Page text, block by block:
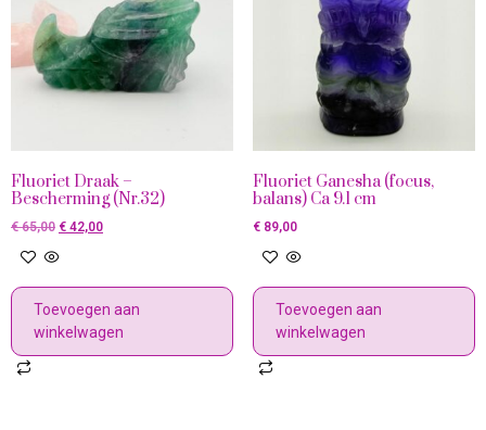
Fluoriet Draak –
Bescherming (Nr.32)
€65,00 € 42,00
Toevoegen aan
winkelwagen
Fluoriet Ganesha (focus,
balans) Ca 9.1 cm
€89,00
Toevoegen aan
winkelwagen